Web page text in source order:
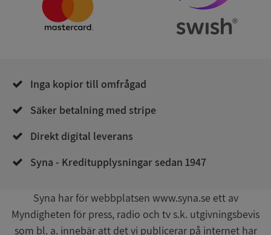
Inga kopior till omfrågad
Säker betalning med stripe
Direkt digital leverans
Syna - Kreditupplysningar sedan 1947
Syna har för webbplatsen www.syna.se ett av
Myndigheten för press, radio och tv s.k. utgivningsbevis
som bl. a. innebär att det vi publicerar på internet har